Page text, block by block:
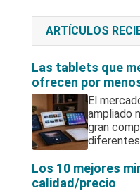
ARTÍCULOS
Las tablets que
ofrecen por
El
ampliado
gran
Los 10 mejores
calidad/precio